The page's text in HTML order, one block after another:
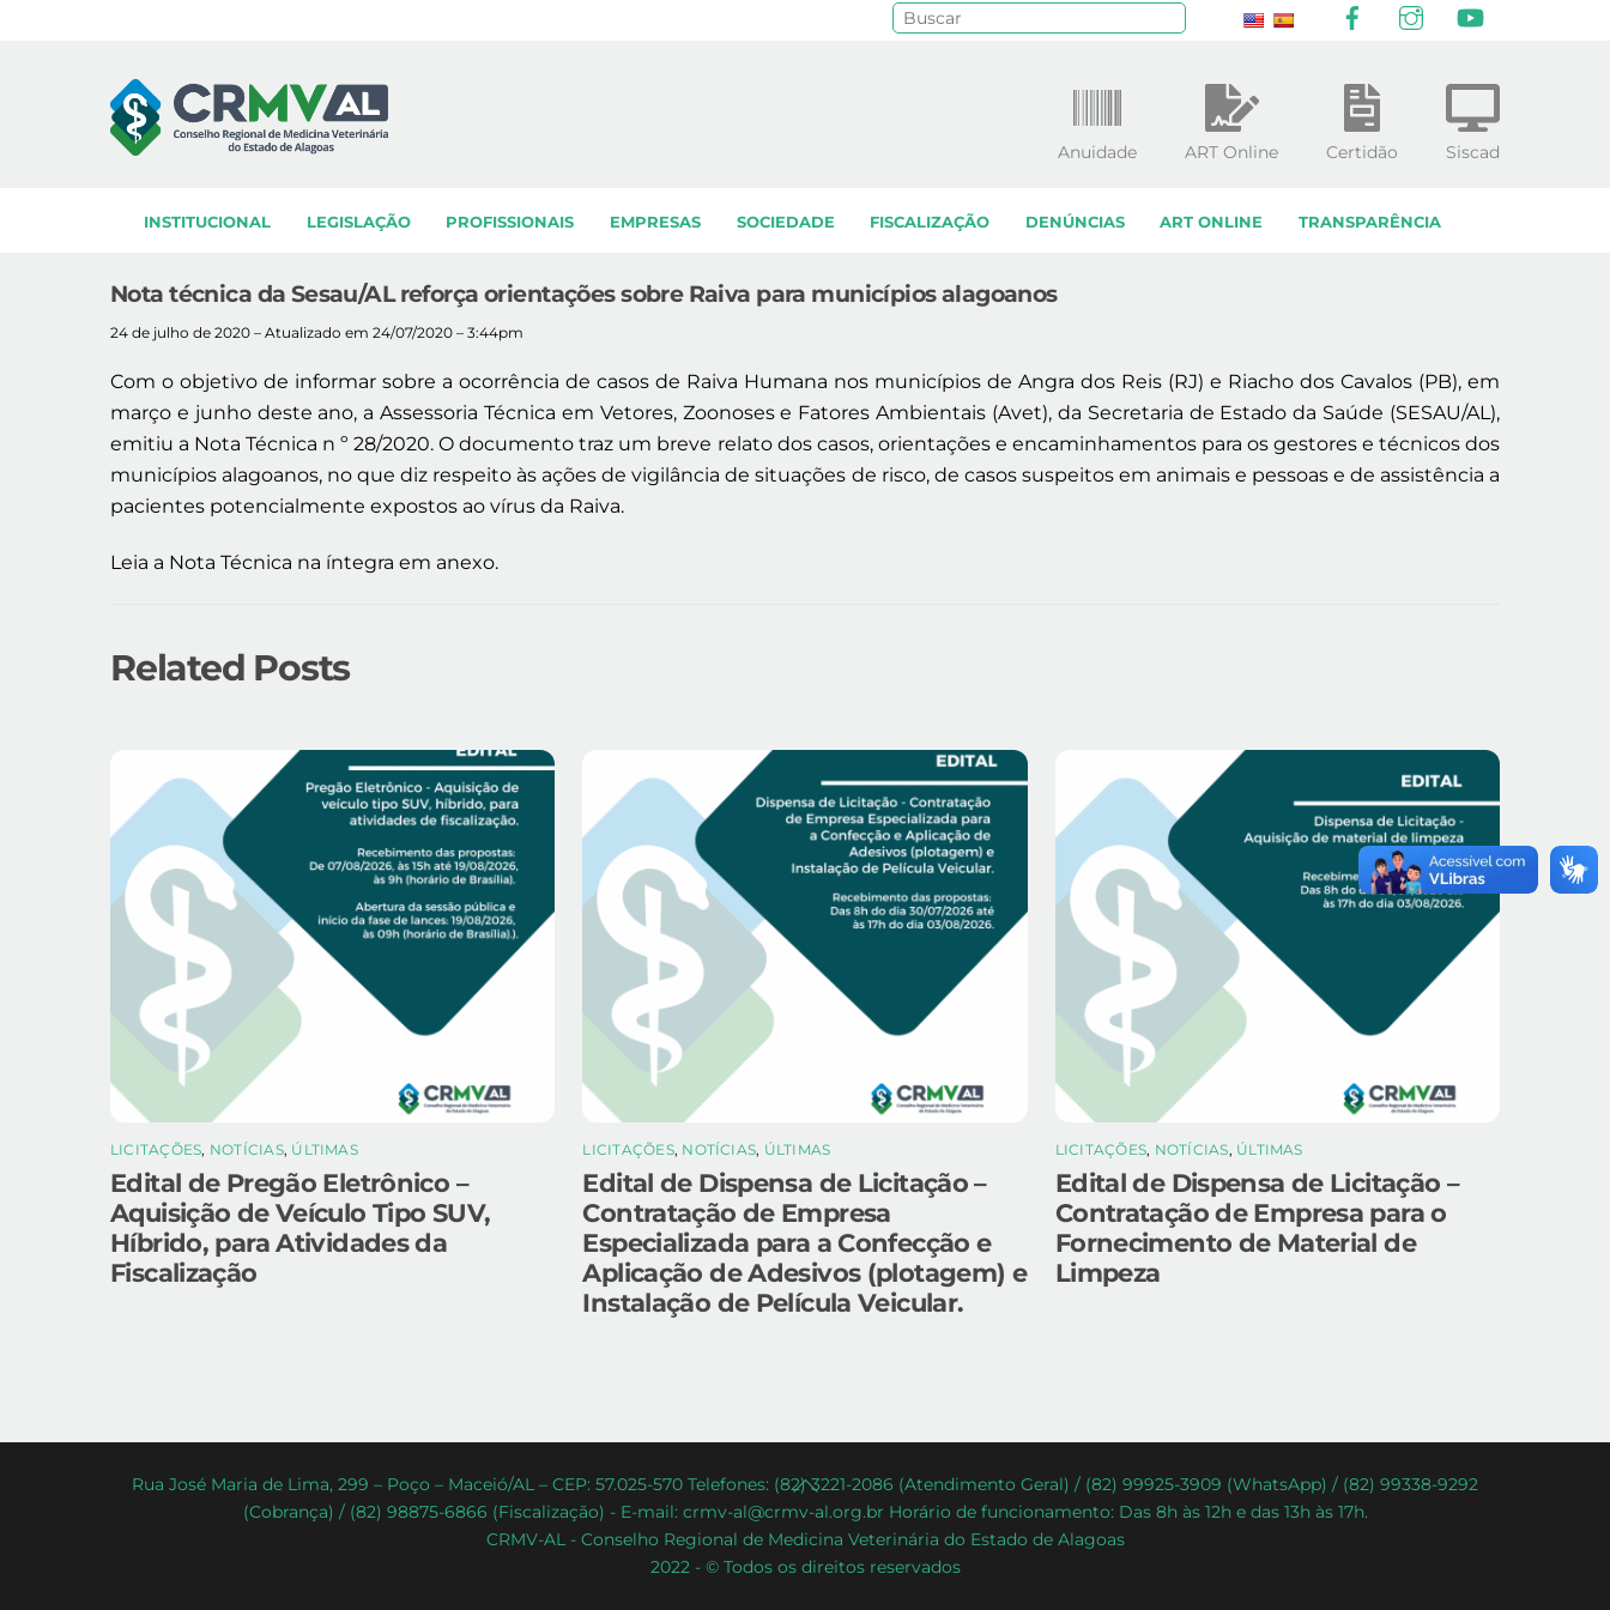
INSTITUCIONAL LEGISLAÇÃO PROFISSIONAIS EMPRESAS SOCIEDADE FISCALIZAÇÃO DENÚNCIAS ART ONLINE TRANSPARÊNCIA
Anuidade ART Online Certidão Siscad
Nota técnica da Sesau/AL reforça orientações sobre Raiva para municípios alagoanos
24 de julho de 2020 – Atualizado em 24/07/2020 – 3:44pm
Com o objetivo de informar sobre a ocorrência de casos de Raiva Humana nos municípios de Angra dos Reis (RJ) e Riacho dos Cavalos (PB), em
março e junho deste ano, a Assessoria Técnica em Vetores, Zoonoses e Fatores Ambientais (Avet), da Secretaria de Estado da Saúde (SESAU/AL),
emitiu a Nota Técnica n º 28/2020. O documento traz um breve relato dos casos, orientações e encaminhamentos para os gestores e técnicos dos
municípios alagoanos, no que diz respeito às ações de vigilância de situações de risco, de casos suspeitos em animais e pessoas e de assistência a
pacientes potencialmente expostos ao vírus da Raiva.
Leia a Nota Técnica na íntegra em anexo.
Related Posts
LICITAÇÕES, NOTÍCIAS, ÚLTIMAS
Edital de Pregão Eletrônico –
Aquisição de Veículo Tipo SUV,
Híbrido, para Atividades da
Fiscalização
LICITAÇÕES, NOTÍCIAS, ÚLTIMAS
Edital de Dispensa de Licitação –
Contratação de Empresa
Especializada para a Confecção e
Aplicação de Adesivos (plotagem) e
Instalação de Película Veicular.
LICITAÇÕES, NOTÍCIAS, ÚLTIMAS
Edital de Dispensa de Licitação –
Contratação de Empresa para o
Fornecimento de Material de
Limpeza
Back
To
Top
Rua José Maria de Lima, 299 – Poço – Maceió/AL – CEP: 57.025-570 Telefones: (82) 3221-2086 (Atendimento Geral) / (82) 99925-3909 (WhatsApp) / (82) 99338-9292
(Cobrança) / (82) 98875-6866 (Fiscalização) - E-mail: crmv-al@crmv-al.org.br Horário de funcionamento: Das 8h às 12h e das 13h às 17h.
CRMV-AL - Conselho Regional de Medicina Veterinária do Estado de Alagoas
2022 - © Todos os direitos reservados